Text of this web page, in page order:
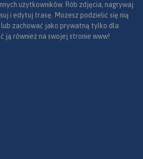
użytkowników. Rób zdjęcia, nagrywaj
i edytuj trasę. Możesz podzielić się nią
lub zachować jako prywatną tylko dla
ją również na swojej stronie www!